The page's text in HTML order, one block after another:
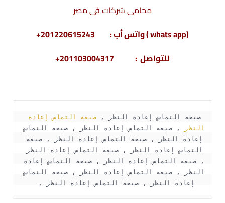
محامى شركات فى مصر
(whats app ) واتس أب : 201220615243+
للتواصل : 201103004317+
صيغة التماس إعادة النظر ,
النظر
, صيغة التماس إعادة النظر , صيغة التماس
النظر , صيغة التماس إعادة النظر , صيغة التماس
إعادة النظر , صيغة التماس إعادة النظر ,